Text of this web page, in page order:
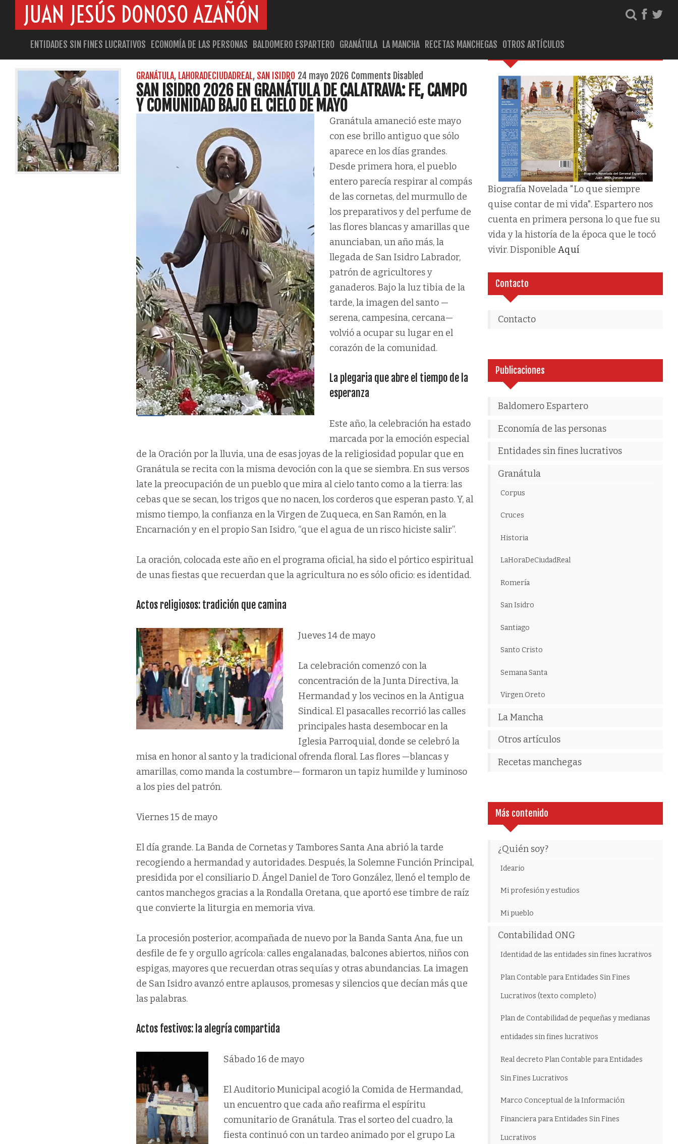
JUAN JESÚS DONOSO AZAÑÓN
ENTIDADES SIN FINES LUCRATIVOS ECONOMÍA DE LAS PERSONAS BALDOMERO ESPARTERO GRANÁTULA LA MANCHA RECETAS MANCHEGAS OTROS ARTÍCULOS
ETIQUETADO COMO: 2025
GRANÁTULA, LAHORADECIUDADREAL, SAN ISIDRO 24 mayo 2026 Comments Disabled
SAN ISIDRO 2026 EN GRANÁTULA DE CALATRAVA: FE, CAMPO
Y COMUNIDAD BAJO EL CIELO DE MAYO
Granátula amaneció este mayo
con ese brillo antiguo que sólo
aparece en los días grandes.
Desde primera hora, el pueblo
entero parecía respirar al compás
de las cornetas, del murmullo de
los preparativos y del perfume de
las flores blancas y amarillas que
anunciaban, un año más, la
llegada de San Isidro Labrador,
patrón de agricultores y
ganaderos. Bajo la luz tibia de la
tarde, la imagen del santo —
serena, campesina, cercana—
volvió a ocupar su lugar en el
corazón de la comunidad.
La plegaria que abre el tiempo de la
esperanza
Este año, la celebración ha estado
marcada por la emoción especial
de la Oración por la lluvia, una de esas joyas de la religiosidad popular que en
Granátula se recita con la misma devoción con la que se siembra. En sus versos
late la preocupación de un pueblo que mira al cielo tanto como a la tierra: las
cebas que se secan, los trigos que no nacen, los corderos que esperan pasto. Y, al
mismo tiempo, la confianza en la Virgen de Zuqueca, en San Ramón, en la
Encarnación y en el propio San Isidro, “que el agua de un risco hiciste salir”.
La oración, colocada este año en el programa oficial, ha sido el pórtico espiritual
de unas fiestas que recuerdan que la agricultura no es sólo oficio: es identidad.
Actos religiosos: tradición que camina
Jueves 14 de mayo
La celebración comenzó con la
concentración de la Junta Directiva, la
Hermandad y los vecinos en la Antigua
Sindical. El pasacalles recorrió las calles
principales hasta desembocar en la
Iglesia Parroquial, donde se celebró la
misa en honor al santo y la tradicional ofrenda floral. Las flores —blancas y
amarillas, como manda la costumbre— formaron un tapiz humilde y luminoso
a los pies del patrón.
Viernes 15 de mayo
El día grande. La Banda de Cornetas y Tambores Santa Ana abrió la tarde
recogiendo a hermandad y autoridades. Después, la Solemne Función Principal,
presidida por el consiliario D. Ángel Daniel de Toro González, llenó el templo de
cantos manchegos gracias a la Rondalla Oretana, que aportó ese timbre de raíz
que convierte la liturgia en memoria viva.
La procesión posterior, acompañada de nuevo por la Banda Santa Ana, fue un
desfile de fe y orgullo agrícola: calles engalanadas, balcones abiertos, niños con
espigas, mayores que recuerdan otras sequías y otras abundancias. La imagen
de San Isidro avanzó entre aplausos, promesas y silencios que decían más que
las palabras.
Actos festivos: la alegría compartida
Sábado 16 de mayo
El Auditorio Municipal acogió la Comida de Hermandad,
un encuentro que cada año reafirma el espíritu
comunitario de Granátula. Tras el sorteo del cuadro, la
fiesta continuó con un tardeo animado por el grupo La
Biografía del General Espartero
Biografía Novelada "Lo que siempre
quise contar de mi vida". Espartero nos
cuenta en primera persona lo que fue su
vida y la historía de la época que le tocó
vivir. DisponibleAquí
Contacto
Contacto
Publicaciones
Baldomero Espartero
Economía de las personas
Entidades sin fines lucrativos
Granátula
Corpus
Cruces
Historia
LaHoraDeCiudadReal
Romería
San Isidro
Santiago
Santo Cristo
Semana Santa
Virgen Oreto
La Mancha
Otros artículos
Recetas manchegas
Más contenido
¿Quién soy?
Ideario
Mi profesión y estudios
Mi pueblo
Contabilidad ONG
Identidad de las entidades sin fines lucrativos
Plan Contable para Entidades Sin Fines
Lucrativos (texto completo)
Plan de Contabilidad de pequeñas y medianas
entidades sin fines lucrativos
Real decreto Plan Contable para Entidades
Sin Fines Lucrativos
Marco Conceptual de la Información
Financiera para Entidades Sin Fines
Lucrativos